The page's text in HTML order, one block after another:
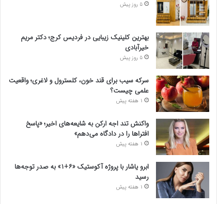
5 روز پیش
بهترین کلینیک زیبایی در فردیس کرج؛ دکتر مریم
خیرآبادی
5 روز پیش
سرکه سیب برای قند خون، کلسترول و لاغری؛ واقعیت
علمی چیست؟
1 هفته پیش
واکنش تند اجه ارکن به شایعه‌های اخیر؛ «پاسخ
افتراها را در دادگاه می‌دهم»
1 هفته پیش
ابرو یاشار با پروژه آکوستیک «۶+۱» به صدر توجه‌ها
رسید
1 هفته پیش